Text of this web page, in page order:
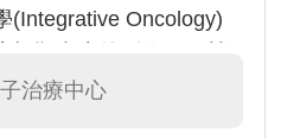
(Integrative Oncology)
發炎、免疫系統的功
治療中心